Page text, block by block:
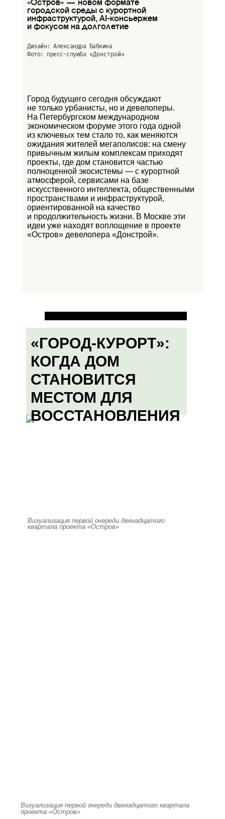
«Остров» — новом формате
городской среды с курортной
инфраструктурой, AI-консьержем
и фокусом на долголетие
Дизайн: Александра Бабкина
Фото: пресс-слуюба «Донстрой»
Город будущего сегодня обсуждают
не только урбанисты, но и девелоперы.
На Петербургском международном
экономическом форуме этого года одной
из ключевых тем стало то, как меняются
ожидания жителей мегаполисов: на смену
привычным жилым комплексам приходят
проекты, где дом становится частью
полноценной экосистемы — с курортной
атмосферой, сервисами на базе
искусственного интеллекта, общественными
пространствами и инфраструктурой,
ориентированной на качество
и продолжительность жизни. В Москве эти
идеи уже находят воплощение в проекте
«Остров» девелопера «Донстрой».
«ГОРОД-КУРОРТ»:
КОГДА ДОМ
СТАНОВИТСЯ
МЕСТОМ ДЛЯ
ВОССТАНОВЛЕНИЯ
Визуализация первой очереди двенадцатого
квартала проекта «Остров»
Визуализация первой очереди двенадцатого квартала
проекта «Остров»